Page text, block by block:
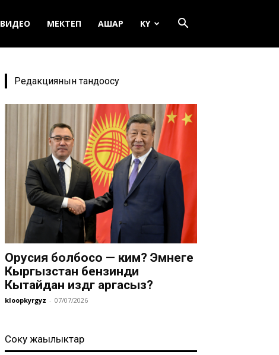
ВИДЕО МЕКТЕП АШАР KY
Редакциянын тандоосу
Орусия болбосо — ким? Эмнеге
Кыргызстан бензинди
Кытайдан издөөгө аргасыз?
kloopkyrgyz - 07/07/2026
Соңку жаңылыктар